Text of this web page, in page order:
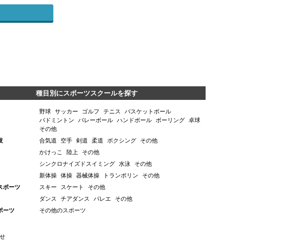
種目別にスポーツスクールを探す
野球 サッカー ゴルフ テニス
バスケットボール
バドミントン
バレーボール ハンドボール ボーリング 卓球
その他
合気道 空手 剣道 柔道 ボクシング
その他
かけっこ 陸上
その他
シンクロナイズドスイミング 水泳
その他
新体操 体操 器械体操 トランポリン
その他
ポーツ
スキー スケート
その他
ダンス チアダンス バレエ
その他
ーツ
その他のスポーツ